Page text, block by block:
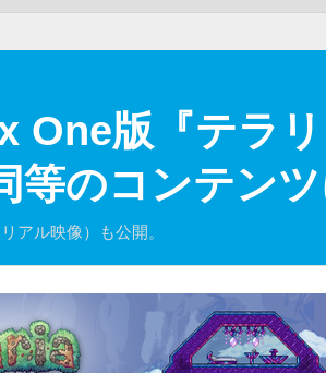
One版『テラ
等のコンテン
アル映像）も公開。